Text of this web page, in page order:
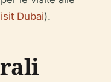
Dubai).